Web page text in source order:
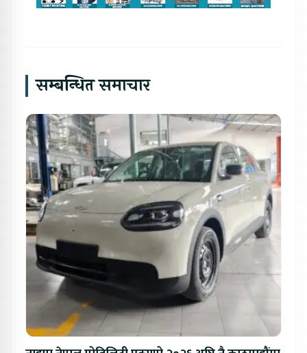
सम्बन्धित समाचार